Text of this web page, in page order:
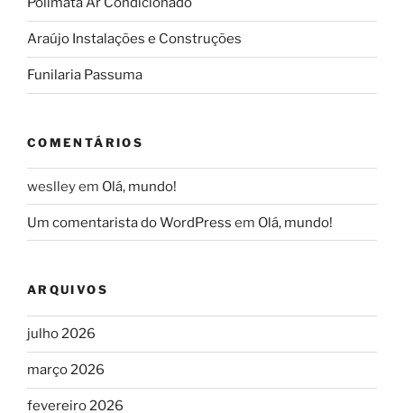
Araújo Instalações e Construções
Funilaria Passuma
COMENTÁRIOS
weslleyem Olá, mundo!
Um comentarista do WordPress em Olá, mundo!
ARQUIVOS
julho 2026
março 2026
fevereiro 2026